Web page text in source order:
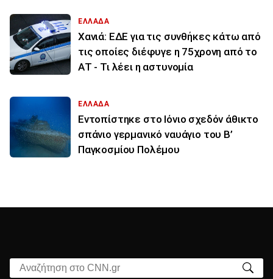
ΕΛΛΑΔΑ
Χανιά: ΕΔΕ για τις συνθήκες κάτω από
τις οποίες διέφυγε η 75χρονη από το
ΑΤ - Τι λέει η αστυνομία
ΕΛΛΑΔΑ
Εντοπίστηκε στο Ιόνιο σχεδόν άθικτο
σπάνιο γερμανικό ναυάγιο του Β’
Παγκοσμίου Πολέμου
Αναζήτηση στο CNN.gr